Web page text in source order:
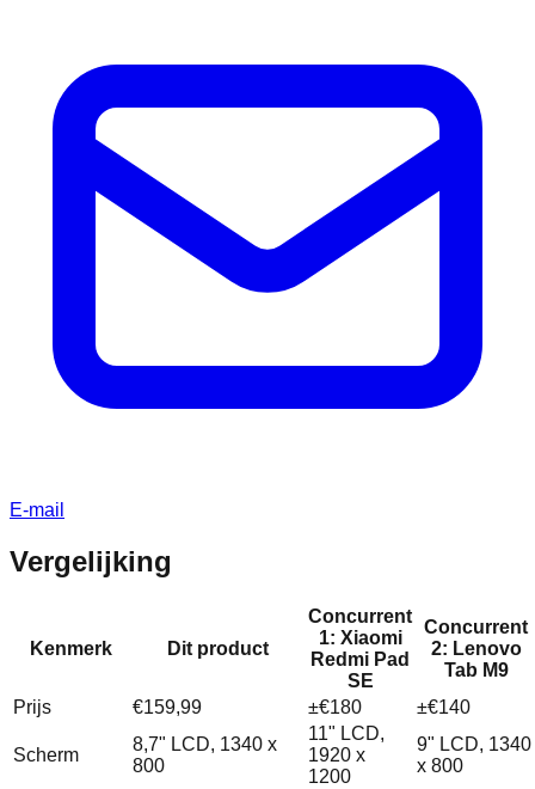
E-mail
Vergelijking
Kenmerk Dit product
Concurrent
1: Xiaomi
Redmi Pad
SE
Concurrent
2: Lenovo
Tab M9
Prijs
€159,99 ±€180 ±€140
Scherm
8,7" LCD, 1340 x
800
11" LCD,
1920 x
1200
9" LCD, 1340
x 800